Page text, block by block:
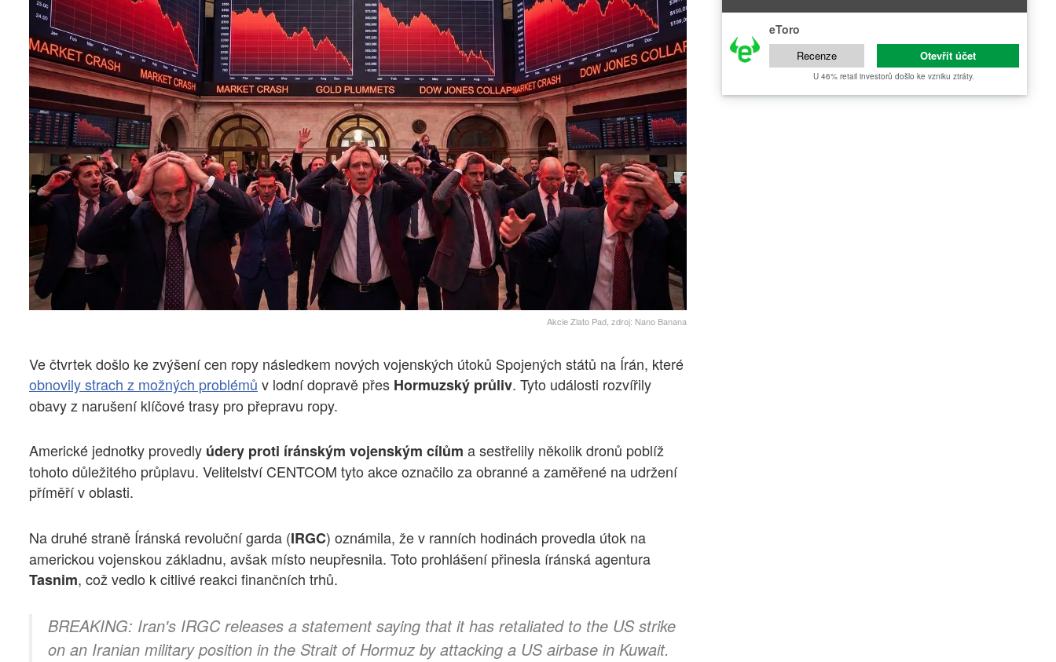
Akcie Zlato Pad, zdroj: Nano Banana
Ve čtvrtek došlo ke zvýšení cen ropy následkem nových vojenských útoků Spojených států na Írán, které
obnovily strach z možných problémů v lodní dopravě přes Hormuzský průliv. Tyto události rozvířily
obavy z narušení klíčové trasy pro přepravu ropy.
Americké jednotky provedly údery proti íránským vojenským cílům a sestřelily několik dronů poblíž
tohoto důležitého průplavu. Velitelství CENTCOM tyto akce označilo za obranné a zaměřené na udržení
příměří v oblasti.
Na druhé straně Íránská revoluční garda (IRGC) oznámila, že v ranních hodinách provedla útok na
americkou vojenskou základnu, avšak místo neupřesnila. Toto prohlášení přinesla íránská agentura
Tasnim, což vedlo k citlivé reakci finančních trhů.
BREAKING: Iran's IRGC releases a statement saying that it has retaliated to the US strike
on an Iranian military position in the Strait of Hormuz by attacking a US airbase in Kuwait.
eToro
Recenze Otevřít účet
U 46% retail investorů došlo ke vzniku ztráty.